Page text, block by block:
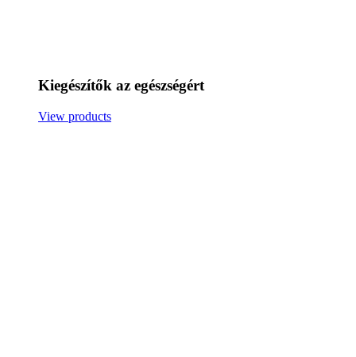
Kiegészítők az egészségért
View products